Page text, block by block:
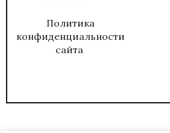
Политика
конфиденциальности
сайта